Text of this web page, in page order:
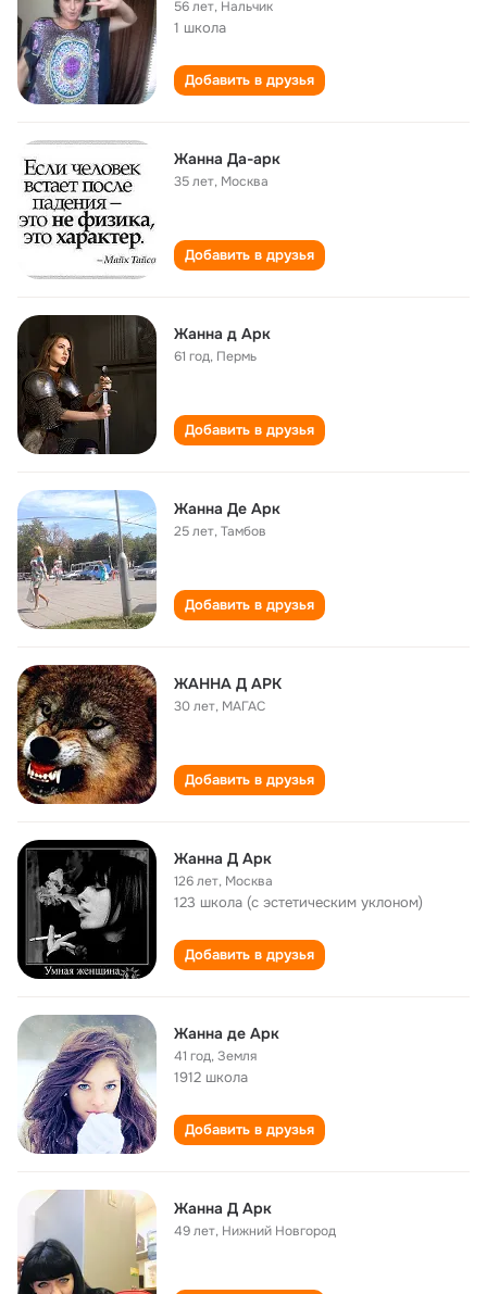
56 лет, Нальчик
1 школа
Добавить в друзья
Жанна Да-арк
35 лет, Москва
Добавить в друзья
Жанна д Арк
61 год, Пермь
Добавить в друзья
Жанна Де Арк
25 лет,Тамбов
Добавить в друзья
ЖАННА Д АРК
30 лет, МАГАС
Добавить в друзья
Жанна Д Арк
126 лет, Москва
123 школа (с эстетическим уклоном)
Добавить в друзья
Жанна де Арк
41 год,Земля
1912 школа
Добавить в друзья
Жанна Д Арк
49 лет, Нижний Новгород